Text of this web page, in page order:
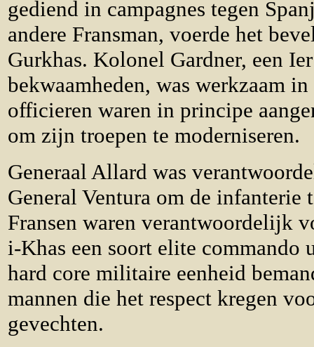
gediend in campagnes tegen
andere Fransman, voerde het
Gurkhas. Kolonel Gardner, een
bekwaamheden, was werkzaam
officieren waren in principe
om zijn troepen te moderniseren.
Generaal Allard was
General Ventura om de infanterie
Fransen waren verantwoordelijk
i-Khas een soort elite commando
hard core militaire eenheid
mannen die het respect kregen
gevechten.